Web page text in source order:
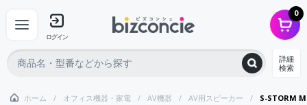
ログイン
0
詳細
検索
ホーム オフィス機器・家電 AV機器 AV用スピーカー S-STORM